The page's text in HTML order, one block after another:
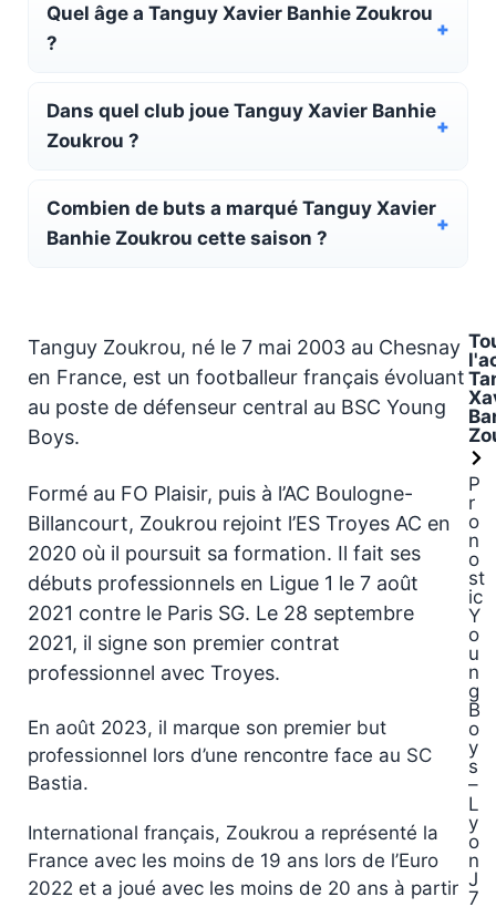
Quel âge a Tanguy Xavier Banhie Zoukrou
?
Dans quel club joue Tanguy Xavier Banhie
Zoukrou ?
Combien de buts a marqué Tanguy Xavier
Banhie Zoukrou cette saison ?
Tanguy Zoukrou, né le 7 mai 2003 au Chesnay
en France, est un footballeur français évoluant
au poste de défenseur central au BSC Young
Boys.
Formé au FO Plaisir, puis à l’AC Boulogne-
Billancourt, Zoukrou rejoint l’ES Troyes AC en
2020 où il poursuit sa formation. Il fait ses
débuts professionnels en Ligue 1 le 7 août
2021 contre le Paris SG. Le 28 septembre
2021, il signe son premier contrat
professionnel avec Troyes.
En août 2023, il marque son premier but
professionnel lors d’une rencontre face au SC
Bastia.
International français, Zoukrou a représenté la
France avec les moins de 19 ans lors de l’Euro
2022 et a joué avec les moins de 20 ans à partir
P
r
o
n
o
st
ic
Y
o
u
n
g
B
o
y
s
–
L
y
o
n
J
7